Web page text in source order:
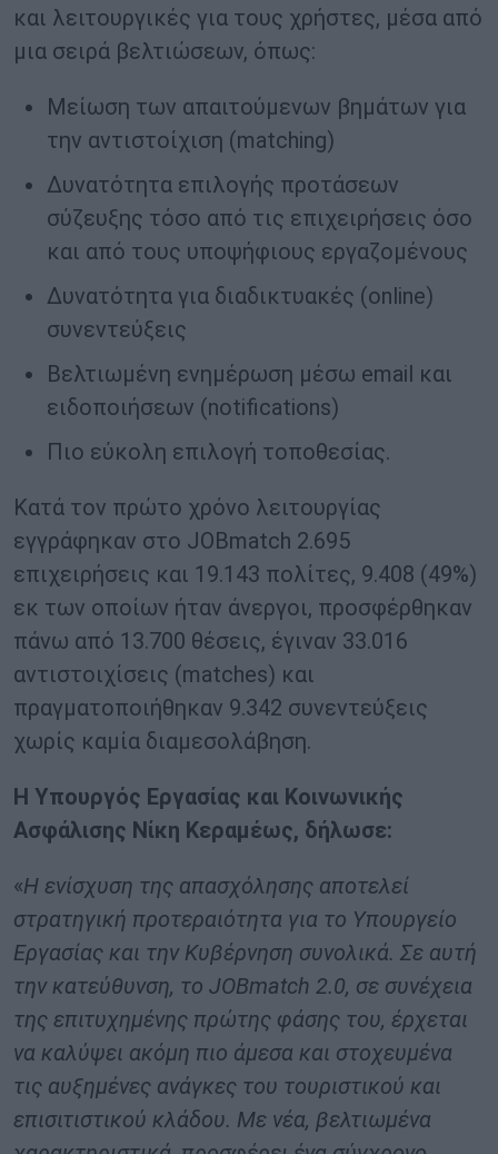
και λειτουργικές για τους χρήστες, μέσα από
μια σειρά βελτιώσεων, όπως:
Μείωση των απαιτούμενων βημάτων για
την αντιστοίχιση (matching)
Δυνατότητα επιλογής προτάσεων
σύζευξης τόσο από τις επιχειρήσεις όσο
και από τους υποψήφιους εργαζομένους
Δυνατότητα για διαδικτυακές (online)
συνεντεύξεις
Βελτιωμένη ενημέρωση μέσω email και
ειδοποιήσεων (notifications)
Πιο εύκολη επιλογή τοποθεσίας.
Κατά τον πρώτο χρόνο λειτουργίας
εγγράφηκαν στο JOBmatch 2.695
επιχειρήσεις και 19.143 πολίτες, 9.408 (49%)
εκ των οποίων ήταν άνεργοι, προσφέρθηκαν
πάνω από 13.700 θέσεις, έγιναν 33.016
αντιστοιχίσεις (matches) και
πραγματοποιήθηκαν 9.342 συνεντεύξεις
χωρίς καμία διαμεσολάβηση.
Η Υπουργός Εργασίας και Κοινωνικής
Ασφάλισης Νίκη Κεραμέως, δήλωσε:
«Η ενίσχυση της απασχόλησης αποτελεί
στρατηγική προτεραιότητα για το Υπουργείο
Εργασίας και την Κυβέρνηση συνολικά. Σε αυτή
την κατεύθυνση, το JOBmatch 2.0, σε συνέχεια
της επιτυχημένης πρώτης φάσης του, έρχεται
να καλύψει ακόμη πιο άμεσα και στοχευμένα
τις αυξημένες ανάγκες του τουριστικού και
επισιτιστικού κλάδου. Με νέα, βελτιωμένα